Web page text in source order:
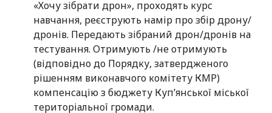
«Хочу зібрати дрон», проходять курс
навчання, реєструють намір про збір дрону/
дронів. Передають зібраний дрон/дронів на
тестування. Отримують /не отримують
(відповідно до Порядку, затвердженого
рішенням виконавчого комітету КМР)
компенсацію з бюджету Куп’янської міської
територіальної громади.